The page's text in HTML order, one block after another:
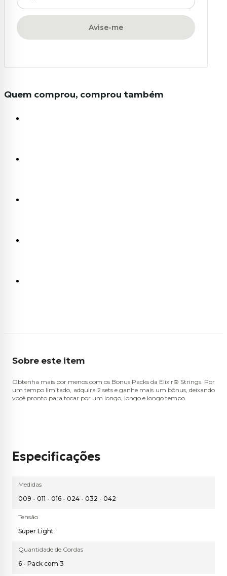
Avise-me
Quem comprou, comprou também
Sobre este item
Obtenha mais por menos com os Bonus Packs da Elixir® Strings. Por
um tempo limitado, adquira 2 sets e ganhe mais um bônus, deixando
você pronto para tocar por um longo, longo e longo tempo.
Especificações
Medidas
009 - 011 - 016 - 024 - 032 - 042
Tensão
Super Light
Quantidade de Cordas
6 - Pack com 3